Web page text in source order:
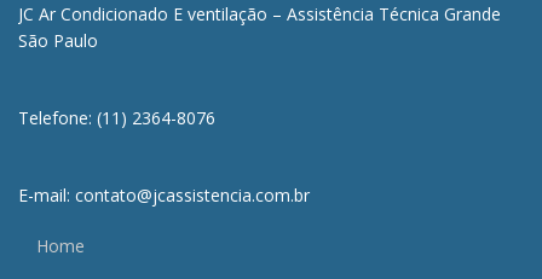
JC Ar Condicionado E ventilação – Assistência Técnica Grande
São Paulo
Telefone: (11) 2364-8076
E-mail: contato@jcassistencia.com.br
Home